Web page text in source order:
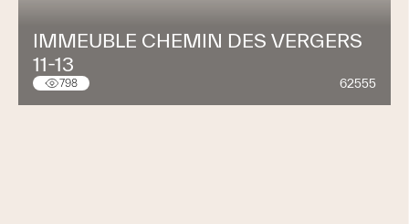
IMMEUBLE CHEMIN DES VERGERS
11-13
798 62555